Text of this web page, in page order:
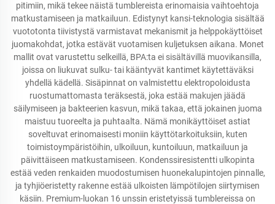
pitimiin, mikä tekee näistä tumblereista erinomaisia vaihtoehtoja
matkustamiseen ja matkailuun. Edistynyt kansi-teknologia sisältää
vuototonta tiivistystä varmistavat mekanismit ja helppokäyttöiset
juomakohdat, jotka estävät vuotamisen kuljetuksen aikana. Monet
mallit ovat varustettu selkeillä, BPA:ta ei sisältävillä muovikansilla,
joissa on liukuvat sulku- tai kääntyvät kantimet käytettäväksi
yhdellä kädellä. Sisäpinnat on valmistettu elektropoloidusta
ruostumattomasta teräksestä, joka estää makujen jäädä
säilymiseen ja bakteerien kasvun, mikä takaa, että jokainen juoma
maistuu tuoreelta ja puhtaalta. Nämä monikäyttöiset astiat
soveltuvat erinomaisesti moniin käyttötarkoituksiin, kuten
toimistoympäristöihin, ulkoiluun, kuntoiluun, matkailuun ja
päivittäiseen matkustamiseen. Kondenssiresistentti ulkopinta
estää veden renkaiden muodostumisen huonekalupintojen pinnalle,
ja tyhjiöeristetty rakenne estää ulkoisten lämpötilojen siirtymisen
käsiin. Premium-luokan 16 unssin eristetyissä tumblereissa on